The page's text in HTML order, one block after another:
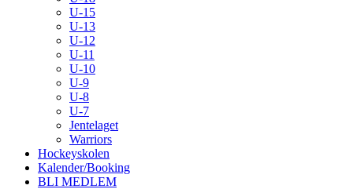
U-15
U-13
U-12
U-11
U-10
U-9
U-8
U-7
Jentelaget
Warriors
Hockeyskolen
Kalender/Booking
BLI MEDLEM